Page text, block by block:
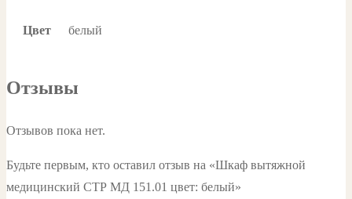
Цвет белый
Отзывы
Отзывов пока нет.
Будьте первым, кто оставил отзыв на «Шкаф вытяжной
медицинский СТР МД 151.01 цвет: белый»